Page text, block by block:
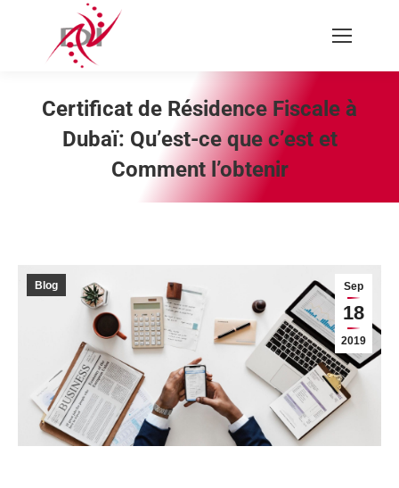
Recherche
:
Certificat de Résidence Fiscale à
Dubaï: Qu’est-ce que c’est et
Comment l’obtenir
Vous êtes ici :
Sep
18
2019
Blog